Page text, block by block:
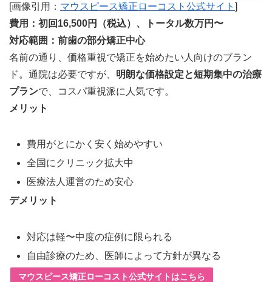
[画像引用： マウスピース矯正ローコスト公式サイト ]
費用：初回16,500円（税込）、トータル数万円〜
対応範囲：前歯の部分矯正中心
名前の通り、価格重視で矯正を始めたい人向けのブラン
ド。通院は必要ですが、 明朗な価格設定と短期集中の治療
プランで、コスパ重視派に人気です。
メリット
費用がとにかく安く始めやすい
全国にクリニック拡大中
医療法人運営のため安心
デメリット
対応は軽〜中度の症例に限られる
自由診療のため、医師によって方針が異なる
マウスピース矯正ローコスト公式サイトはこちら